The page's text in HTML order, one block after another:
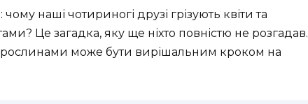
наші чотириногі друзі грізують квіти та
Це загадка, яку ще ніхто повністю не розгадав.
може бути вирішальним кроком на